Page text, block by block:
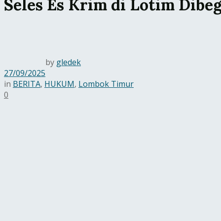
Seles Es Krim di Lotim
by gledek
27/09/2025
in BERITA, HUKUM, Lombok Timur
0